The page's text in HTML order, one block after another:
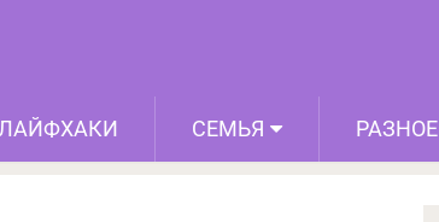
СЕМЬЯ РАЗНОЕ